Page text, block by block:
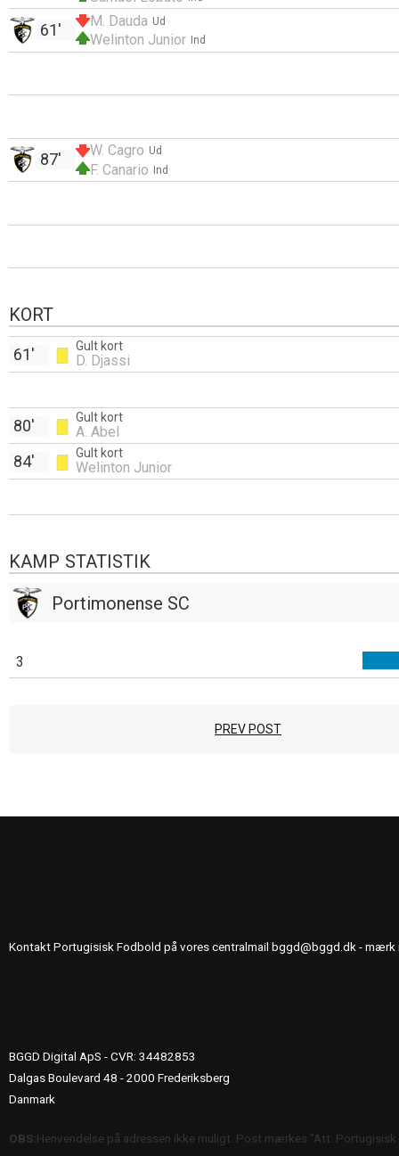
Ud
M. Dauda
Ind
Welinton Junior
61'
Ud
W. Cagro
Ind
F. Canario
87'
KORT
Gult kort
D. Djassi
61'
Gult kort
A. Abel
80'
Gult kort
Welinton Junior
84'
KAMP STATISTIK
Portimonense SC
3
PREV POST
Kontakt Portugisisk Fodbold på vores centralmail bggd@bggd.dk - mærk
BGGD Digital ApS - CVR: 34482853
Dalgas Boulevard 48 - 2000 Frederiksberg
Danmark
OBS:Henvendelse på adressen ikke muligt. Post mærkes "Att: